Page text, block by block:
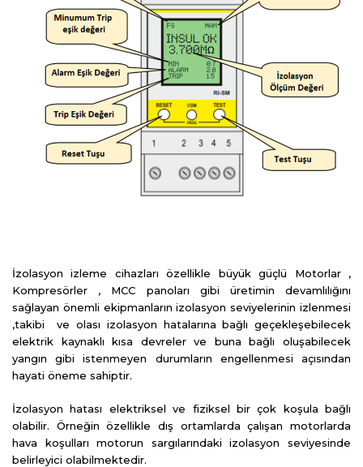
İzolasyon izleme cihazları özellikle büyük güçlü Motorlar ,
Kompresörler , MCC panoları gibi üretimin devamlılığını
sağlayan önemli ekipmanların izolasyon seviyelerinin izlenmesi
,takibi ve olası izolasyon hatalarına bağlı geçekleşebilecek
elektrik kaynaklı kısa devreler ve buna bağlı oluşabilecek
yangın gibi istenmeyen durumların engellenmesi açısından
hayati öneme sahiptir.
İzolasyon hatası elektriksel ve fiziksel bir çok koşula bağlı
olabilir. Örneğin özellikle dış ortamlarda çalışan motorlarda
hava koşulları motorun sargılarındaki izolasyon seviyesinde
belirleyici olabilmektedir.